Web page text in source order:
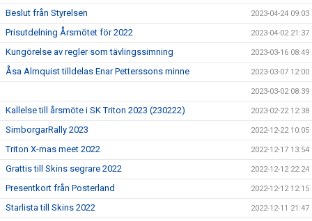
Beslut från Styrelsen 2023-04-24 09:03
Prisutdelning Årsmötet för 2022 2023-04-02 21:37
Kungörelse av regler som tävlingssimning 2023-03-16 08:49
Åsa Almquist tilldelas Enar Petterssons minne 2023-03-07 12:00
2023-03-02 08:39
Kallelse till årsmöte i SK Triton 2023 (230222) 2023-02-22 12:38
SimborgarRally 2023 2022-12-22 10:05
Triton X-mas meet 2022 2022-12-17 13:54
Grattis till Skins segrare 2022 2022-12-12 22:24
Presentkort från Posterland 2022-12-12 12:15
Starlista till Skins 2022 2022-12-11 21:47